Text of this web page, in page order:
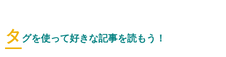
タ グを使って好きな記事を読もう！